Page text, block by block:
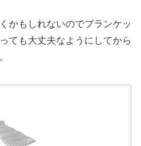
かもしれないのでブランケッ
ても大丈夫なようにしてから